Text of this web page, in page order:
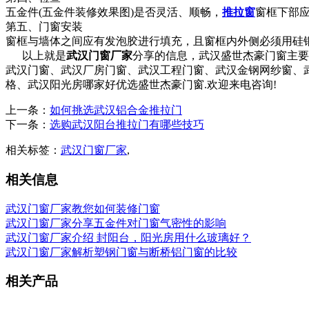
五金件(五金件装修效果图)是否灵活、顺畅， 推拉窗窗框下部
第五、门窗安装
窗框与墙体之间应有发泡胶进行填充，且窗框内外侧必须用
以上就是武汉门窗厂家分享的信息，武汉盛世杰豪门窗主
武汉门窗、武汉厂房门窗、武汉工程门窗、武汉金钢网纱窗
格、武汉阳光房哪家好优选盛世杰豪门窗.欢迎来电咨询!
上一条： 如何挑选武汉铝合金推拉门
下一条： 选购武汉阳台推拉门有哪些技巧
相关标签： 武汉门窗厂家,
相关信息
武汉门窗厂家教您如何装修门窗
武汉门窗厂家分享五金件对门窗气密性的影响
武汉门窗厂家介绍 封阳台，阳光房用什么玻璃好？
武汉门窗厂家解析塑钢门窗与断桥铝门窗的比较
相关产品